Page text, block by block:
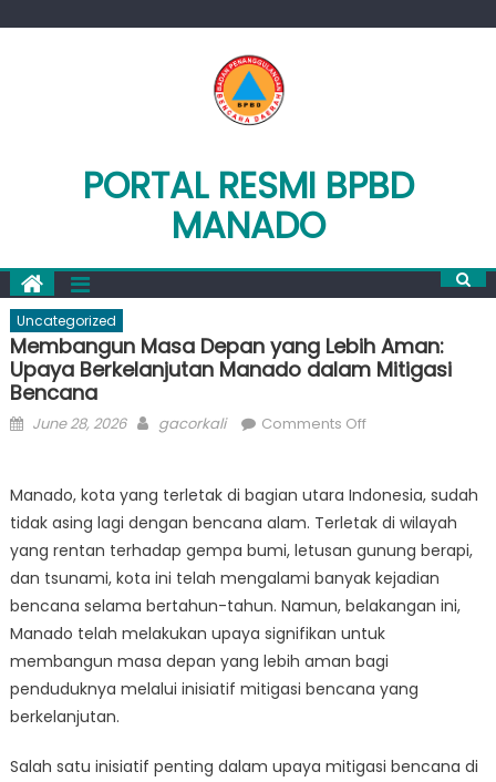
PORTAL RESMI BPBD
MANADO
Uncategorized
Membangun Masa Depan yang Lebih Aman:
Upaya Berkelanjutan Manado dalam Mitigasi
Bencana
Posted
June 28, 2026 Author
gacorkali Comments Offon
Depan
yang
Lebih
Aman:
Upaya
Berkelanjutan
Manado
dalam
Mitigasi
Manado, kota yang terletak di bagian utara Indonesia, sudah
tidak asing lagi dengan bencana alam. Terletak di wilayah
yang rentan terhadap gempa bumi, letusan gunung berapi,
dan tsunami, kota ini telah mengalami banyak kejadian
bencana selama bertahun-tahun. Namun, belakangan ini,
Manado telah melakukan upaya signifikan untuk
membangun masa depan yang lebih aman bagi
penduduknya melalui inisiatif mitigasi bencana yang
berkelanjutan.
Salah satu inisiatif penting dalam upaya mitigasi bencana di